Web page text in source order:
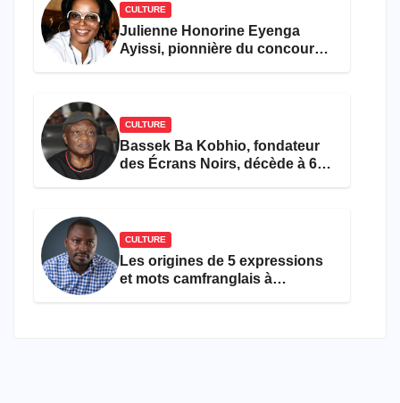
CULTURE
Julienne Honorine Eyenga
Ayissi, pionnière du concours
CULTURE
Bassek Ba Kobhio, fondateur
des Écrans Noirs, décède à 69
CULTURE
Les origines de 5 expressions
et mots camfranglais à